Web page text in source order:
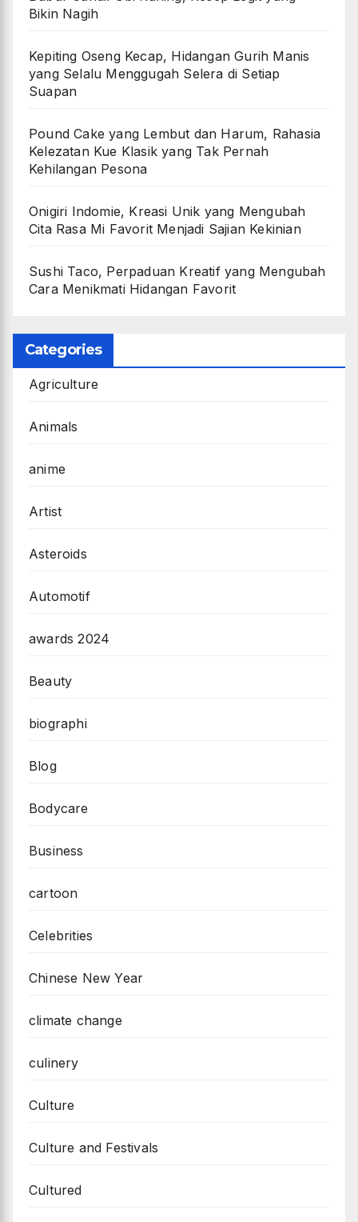
Bikin Nagih
Kepiting Oseng Kecap, Hidangan Gurih Manis
yang Selalu Menggugah Selera di Setiap
Suapan
Pound Cake yang Lembut dan Harum, Rahasia
Kelezatan Kue Klasik yang Tak Pernah
Kehilangan Pesona
Onigiri Indomie, Kreasi Unik yang Mengubah
Cita Rasa Mi Favorit Menjadi Sajian Kekinian
Sushi Taco, Perpaduan Kreatif yang Mengubah
Cara Menikmati Hidangan Favorit
Categories
Agriculture
Animals
anime
Artist
Asteroids
Automotif
awards 2024
Beauty
biographi
Blog
Bodycare
Business
cartoon
Celebrities
Chinese New Year
climate change
culinery
Culture
Culture and Festivals
Cultured